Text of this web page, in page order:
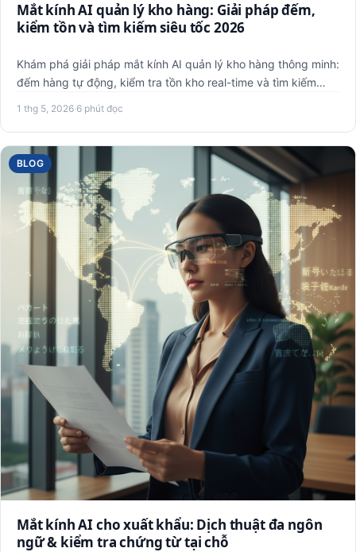
Mắt kính AI quản lý kho hàng: Giải pháp đếm,
kiểm tồn và tìm kiếm siêu tốc 2026
Khám phá giải pháp mắt kính AI quản lý kho hàng thông minh:
đếm hàng tự động, kiểm tra tồn kho real-time và tìm kiếm
1 thg 5, 2026·6 phút đọc
BLOG
Mắt kính AI cho xuất khẩu: Dịch thuật đa ngôn
ngữ & kiểm tra chứng từ tại chỗ